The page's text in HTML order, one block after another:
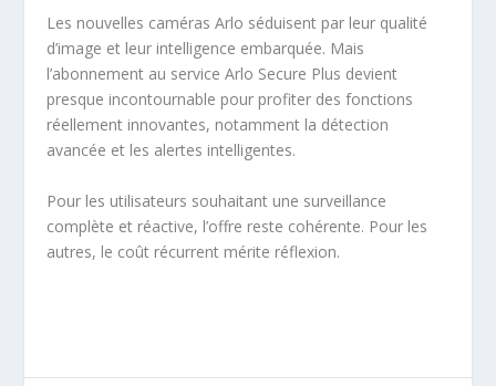
Les nouvelles caméras Arlo séduisent par leur qualité
d’image et leur intelligence embarquée. Mais
l’abonnement au service Arlo Secure Plus devient
presque incontournable pour profiter des fonctions
réellement innovantes, notamment la détection
avancée et les alertes intelligentes.
Pour les utilisateurs souhaitant une surveillance
complète et réactive, l’offre reste cohérente. Pour les
autres, le coût récurrent mérite réflexion.